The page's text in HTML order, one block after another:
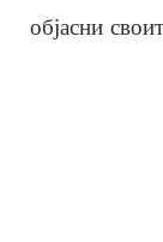
објасни